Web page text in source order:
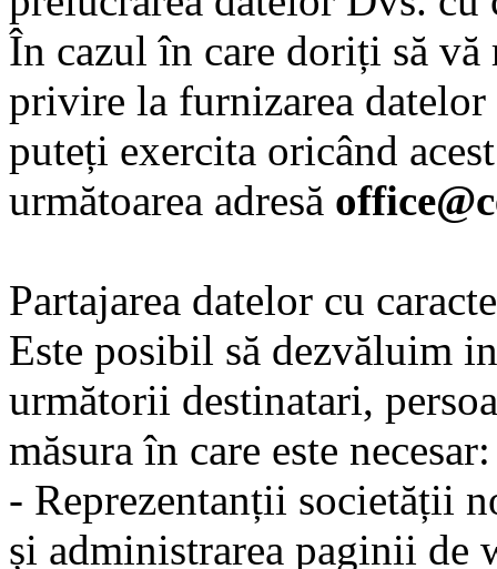
În cazul în care doriți să
privire la furnizarea datelor
puteți exercita oricând
următoarea adresă
Partajarea datelor cu
Este posibil să dezvăluim
următorii destinatari,
măsura în care este necesar:
- Reprezentanții societății
și administrarea paginii de